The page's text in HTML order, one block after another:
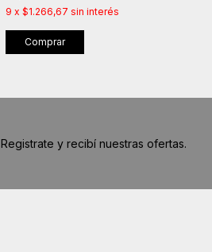
9 x$1.266,67 sin interés
Comprar
Registrate y recibí nuestras ofertas.